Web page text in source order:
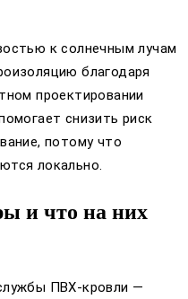
к солнечным лучам
благодаря
проектировании
снизить риск
потому что
локально.
и что на них
ПВХ-кровли —